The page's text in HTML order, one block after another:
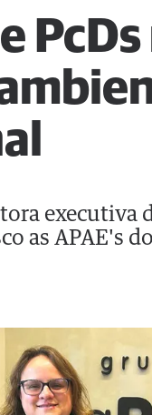
executiva
as APAE's